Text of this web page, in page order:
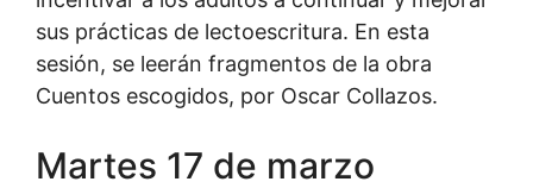
sus prácticas de lectoescritura. En esta
sesión, se leerán fragmentos de la obra
Cuentos escogidos, por Oscar Collazos.
Martes 17 de marzo